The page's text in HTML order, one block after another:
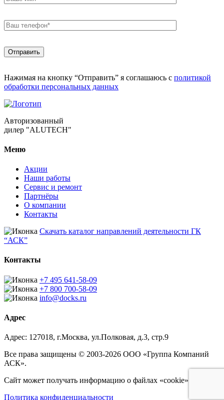
Нажимая на кнопку “Отправить” я соглашаюсь с политикой
обработки персональных данных
Авторизованный
дилер "ALUTECH"
Меню
Акции
Наши работы
Сервис и ремонт
Партнёры
О компании
Контакты
Скачать каталог направлений деятельности ГК
“АСК”
Контакты
+7 495 641-58-09
+7 800 700-58-09
info@docks.ru
Адрес
Адрес: 127018, г.Москва, ул.Полковая, д.3, стр.9
Все права защищены © 2003-2026 ООО «Группа Компаний
АСК».
Сайт может получать информацию о файлах «cookie».
Политика конфиденциальности